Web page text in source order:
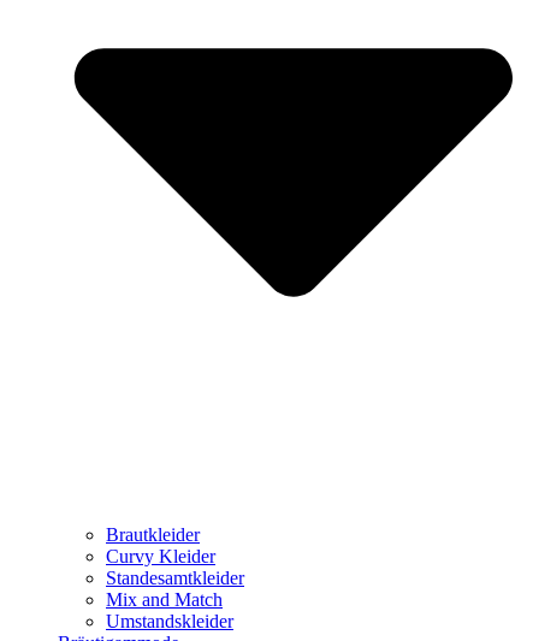
Brautkleider
Curvy Kleider
Standesamtkleider
Mix and Match
Umstandskleider